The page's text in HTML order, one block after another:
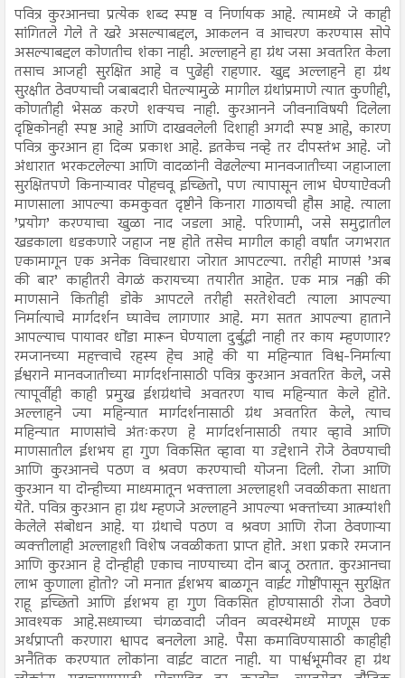
पवित्र कुरआनचा प्रत्येक शब्द स्पष्ट व निर्णायक आहे. त्यामध्ये जे काही
सांगितले गेले ते खरे असल्याबद्दल, आकलन व आचरण करण्यास सोपे
असल्याबद्दल कोणतीच शंका नाही. अल्लाहने हा ग्रंथ जसा अवतरित केला
तसाच आजही सुरक्षित आहे व पुढेही राहणार. खुद्द अल्लाहने हा ग्रंथ
सुरक्षीत ठेवण्याची जबाबदारी घेतल्यामुळे मागील ग्रंथांप्रमाणे त्यात कुणीही,
कोणतीही भेसळ करणे शक्यच नाही. कुरआनने जीवनाविषयी दिलेला
दृष्टिकोनही स्पष्ट आहे आणि दाखवलेली दिशाही अगदी स्पष्ट आहे, कारण
पवित्र कुरआन हा दिव्य प्रकाश आहे. इतकेच नव्हे तर दीपस्तंभ आहे. जो
अंधारात भरकटलेल्या आणि वादळांनी वेढलेल्या मानवजातीच्या जहाजाला
सुरक्षितपणे किनाऱ्यावर पोहचवू इच्छितो, पण त्यापासून लाभ घेण्याऐवजी
माणसाला आपल्या कमकुवत दृष्टीने किनारा गाठायची हौस आहे. त्याला
’प्रयोग’ करण्याचा खुळा नाद जडला आहे. परिणामी, जसे समुद्रातील
खडकाला धडकणारे जहाज नष्ट होते तसेच मागील काही वर्षांत जगभरात
एकामागून एक अनेक विचारधारा जोरात आपटल्या. तरीही माणसं ’अब
की बार’ काहीतरी वेगळं करायच्या तयारीत आहेत. एक मात्र नक्की की
माणसाने कितीही डोके आपटले तरीही सरतेशेवटी त्याला आपल्या
निर्मात्याचे मार्गदर्शन घ्यावेच लागणार आहे. मग सतत आपल्या हाताने
आपल्याच पायावर धोंडा मारून घेण्याला दुर्बुद्धी नाही तर काय म्हणणार?
रमजानच्या महत्त्वाचे रहस्य हेच आहे की या महिन्यात विश्व-निर्मात्या
ईश्वराने मानवजातीच्या मार्गदर्शनासाठी पवित्र कुरआन अवतरित केले, जसे
त्यापूर्वीही काही प्रमुख ईशग्रंथांचे अवतरण याच महिन्यात केले होते.
अल्लाहने ज्या महिन्यात मार्गदर्शनासाठी ग्रंथ अवतरित केले, त्याच
महिन्यात माणसांचे अंतःकरण हे मार्गदर्शनासाठी तयार व्हावे आणि
माणसातील ईशभय हा गुण विकसित व्हावा या उद्देशाने रोजे ठेवण्याची
आणि कुरआनचे पठण व श्रवण करण्याची योजना दिली. रोजा आणि
कुरआन या दोन्हीच्या माध्यमातून भक्ताला अल्लाहशी जवळीकता साधता
येते. पवित्र कुरआन हा ग्रंथ म्हणजे अल्लाहने आपल्या भक्तांच्या आत्म्यांशी
केलेले संबोधन आहे. या ग्रंथाचे पठण व श्रवण आणि रोजा ठेवणाऱ्या
व्यक्तीलाही अल्लाहशी विशेष जवळीकता प्राप्त होते. अशा प्रकारे रमजान
आणि कुरआन हे दोन्हीही एकाच नाण्याच्या दोन बाजू ठरतात. कुरआनचा
लाभ कुणाला होतो? जो मनात ईशभय बाळगून वाईट गोष्टींपासून सुरक्षित
राहू इच्छितो आणि ईशभय हा गुण विकसित होण्यासाठी रोजा ठेवणे
आवश्यक आहे.सध्याच्या चंगळवादी जीवन व्यवस्थेमध्ये माणूस एक
अर्थप्राप्ती करणारा श्वापद बनलेला आहे. पैसा कमाविण्यासाठी काहीही
अनैतिक करण्यात लोकांना वाईट वाटत नाही. या पार्श्वभूमीवर हा ग्रंथ